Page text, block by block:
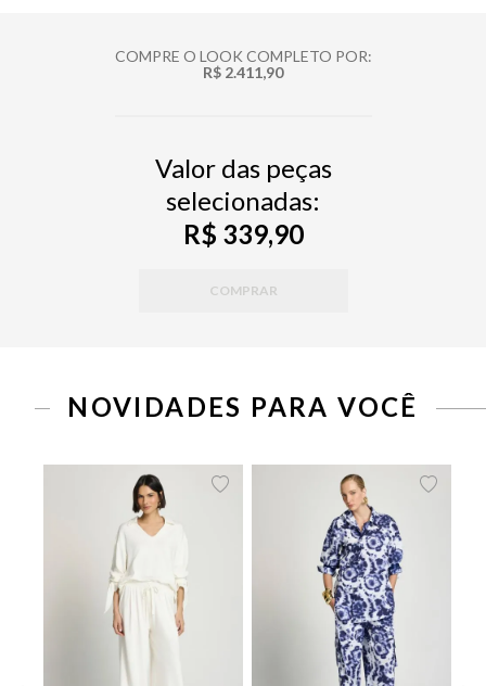
COMPRE O LOOK COMPLETO POR:
R$ 2.411,90
Valor das peças
selecionadas:
R$ 339,90
COMPRAR
NOVIDADES PARA VOCÊ